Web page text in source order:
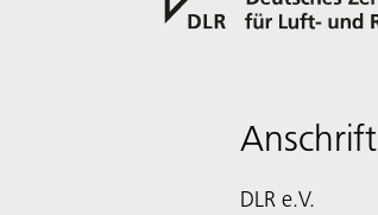
Anschrift
DLR e.V.